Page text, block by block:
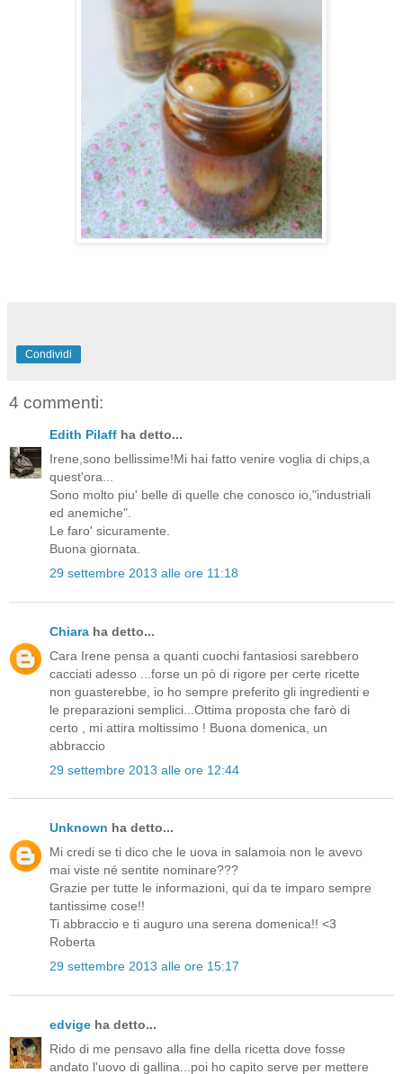
Condividi
4 commenti:
Edith Pilaff ha detto...
Irene,sono bellissime!Mi hai fatto venire voglia di chips,a
quest'ora...
Sono molto piu' belle di quelle che conosco io,"industriali
ed anemiche".
Le faro' sicuramente.
Buona giornata.
29 settembre 2013 alle ore 11:18
Chiara ha detto...
Cara Irene pensa a quanti cuochi fantasiosi sarebbero
cacciati adesso ...forse un pò di rigore per certe ricette
non guasterebbe, io ho sempre preferito gli ingredienti e
le preparazioni semplici...Ottima proposta che farò di
certo , mi attira moltissimo ! Buona domenica, un
abbraccio
29 settembre 2013 alle ore 12:44
Unknown ha detto...
Mi credi se ti dico che le uova in salamoia non le avevo
mai viste né sentite nominare???
Grazie per tutte le informazioni, qui da te imparo sempre
tantissime cose!!
Ti abbraccio e ti auguro una serena domenica!! <3
Roberta
29 settembre 2013 alle ore 15:17
edvige ha detto...
Rido di me pensavo alla fine della ricetta dove fosse
andato l'uovo di gallina...poi ho capito serve per mettere